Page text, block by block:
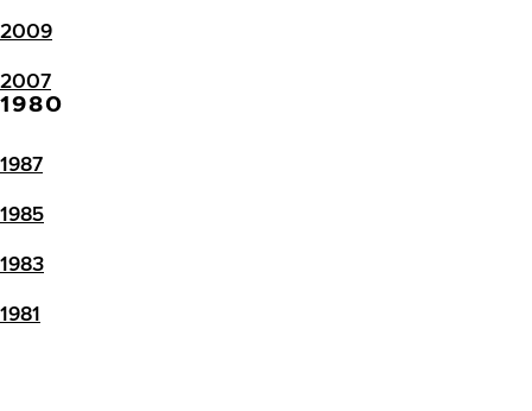
2009
2007
1980
1987
1985
1983
1981